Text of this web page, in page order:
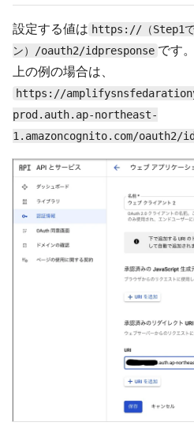
設定する値は https://（Step1で
ン）/oauth2/idpresponse です。
上の例の場合は、
https://
prod.auth.ap-northeast-
1.amazoncognito.com/oauth2/